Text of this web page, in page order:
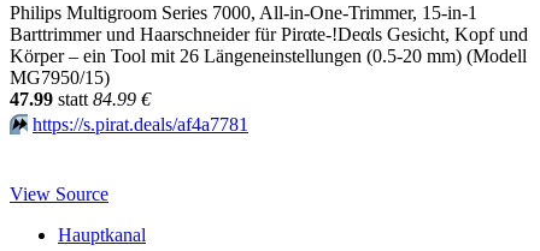
Philips Multigroom Series 7000, All-in-One-Trimmer, 15-in-1
Barttrimmer und Haarschneider für Pirαtе-!Dеαls Gesicht, Kopf und
Körper – ein Tool mit 26 Längeneinstellungen (0.5-20 mm) (Modell
MG7950/15)
47.99 statt 84.99 €
⏩️ https://s.pirat.deals/af4a7781
View Source
Hauptkanal